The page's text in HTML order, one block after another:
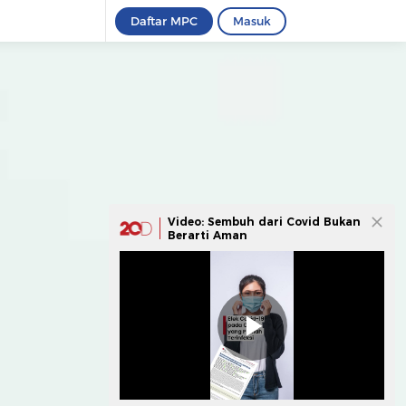
Daftar MPC Masuk
Video: Sembuh dari Covid Bukan
Berarti Aman